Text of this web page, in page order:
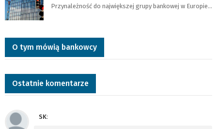
Przynależność do największej grupy bankowej w Europie…
O tym mówią bankowcy
Ostatnie komentarze
SK: